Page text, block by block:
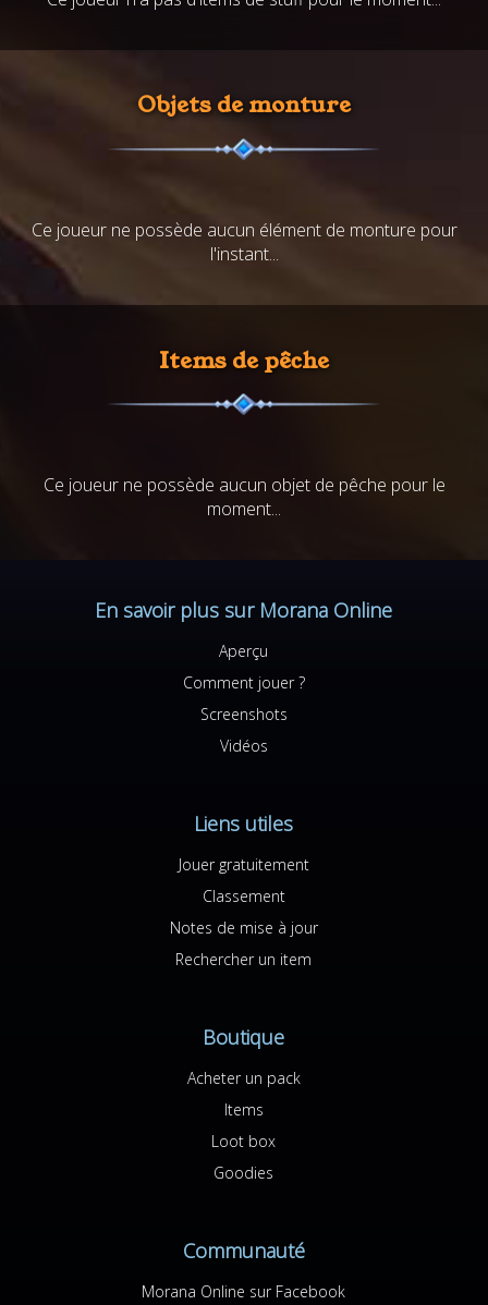
Objets de monture
Ce joueur ne possède aucun élément de monture pour
l'instant...
Items de pêche
Ce joueur ne possède aucun objet de pêche pour le
moment...
En savoir plus sur Morana Online
Aperçu
Comment jouer ?
Screenshots
Vidéos
Liens utiles
Jouer gratuitement
Classement
Notes de mise à jour
Rechercher un item
Boutique
Acheter un pack
Items
Loot box
Goodies
Communauté
Morana Online sur Facebook